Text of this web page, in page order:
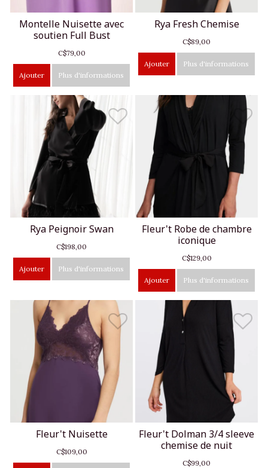
Montelle Nuisette avec
soutien Full Bust
C$79,00
Ajouter Plus d'informations
Rya Fresh Chemise
C$89,00
Ajouter Plus d'informations
Rya Peignoir Swan
C$198,00
Ajouter Plus d'informations
Fleur't Robe de chambre
iconique
C$129,00
Ajouter Plus d'informations
Fleur't Nuisette
C$109,00
Fleur't Dolman 3/4 sleeve
chemise de nuit
C$99,00